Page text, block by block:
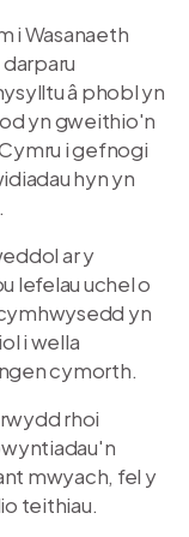
i Wasanaeth
â phobl yn
yn gweithio'n
i gefnogi
hyn yn
ar y
lefelau uchel o
yn
i wella
cymorth.
rhoi
mwyach, fel y
teithiau.